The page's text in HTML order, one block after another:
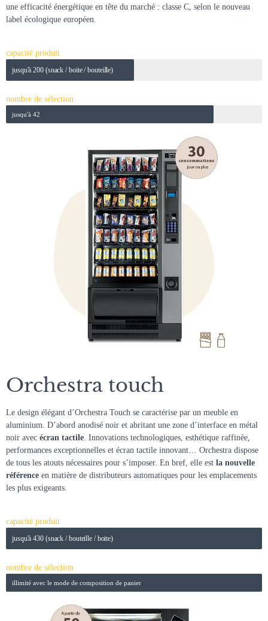
une efficacité énergétique en tête du marché : classe C, selon le nouveau
label écologique européen.
capacité produit
jusqu'à 200 (snack / boite / bouteille)
nombre de sélection
jusqu'à 42
Orchestra touch
Le design élégant d’Orchestra Touch se caractérise par un meuble en
aluminium. D’abord anodisé noir et abritant une zone d’interface en métal
noir avec écran tactile. Innovations technologiques, esthétique raffinée,
performances exceptionnelles et écran tactile innovant… Orchestra dispose
de tous les atouts nécessaires pour s’imposer. En bref, elle est la nouvelle
référence en matière de distributeurs automatiques pour les emplacements
les plus exigeants.
capacité produit
jusqu'à 430 (snack / bouteille / boite)
nombre de sélection
illimité avec le mode de composition de panier